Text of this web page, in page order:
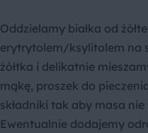
Oddzielamy białka od
erytrytolem/ksylitolem na
żółtka i delikatnie
mąkę, proszek do
składniki tak aby masa
Ewentualnie dodajemy